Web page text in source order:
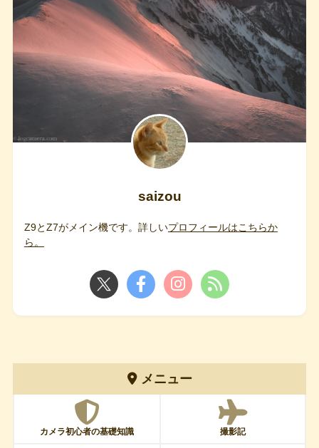
saizou
Z9とZ7がメイン機です。詳しいプロフィールはこちらか
ら。
メニュー
カメラ初心者の基礎知識 撮影記